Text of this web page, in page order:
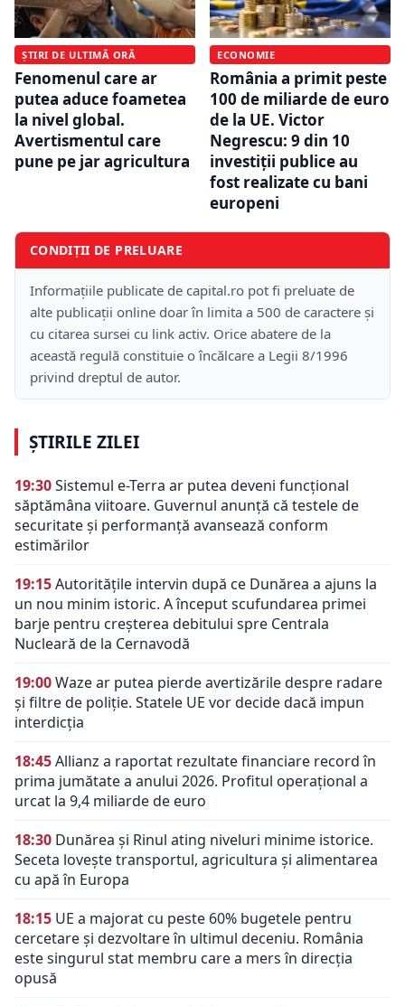
ȘTIRI DE ULTIMĂ ORĂ
Fenomenul care ar
putea aduce foametea
la nivel global.
Avertismentul care
pune pe jar agricultura
ECONOMIE
România a primit peste
100 de miliarde de euro
de la UE. Victor
Negrescu: 9 din 10
investiții publice au
fost realizate cu bani
europeni
CONDIȚII DE PRELUARE
Informațiile publicate de capital.ro pot fi preluate de
alte publicații online doar în limita a 500 de caractere și
cu citarea sursei cu link activ. Orice abatere de la
această regulă constituie o încălcare a Legii 8/1996
privind dreptul de autor.
ȘTIRILE ZILEI
19:30Sistemul e-Terra ar putea deveni funcțional
săptămâna viitoare. Guvernul anunță că testele de
securitate și performanță avansează conform
estimărilor
19:15Autoritățile intervin după ce Dunărea a ajuns la
un nou minim istoric. A început scufundarea primei
barje pentru creșterea debitului spre Centrala
Nucleară de la Cernavodă
19:00Waze ar putea pierde avertizările despre radare
și filtre de poliție. Statele UE vor decide dacă impun
interdicția
18:45Allianz a raportat rezultate financiare record în
prima jumătate a anului 2026. Profitul operațional a
urcat la 9,4 miliarde de euro
18:30 Dunărea și Rinul ating niveluri minime istorice.
Seceta lovește transportul, agricultura și alimentarea
cu apă în Europa
18:15 UE a majorat cu peste 60% bugetele pentru
cercetare și dezvoltare în ultimul deceniu. România
este singurul stat membru care a mers în direcția
opusă